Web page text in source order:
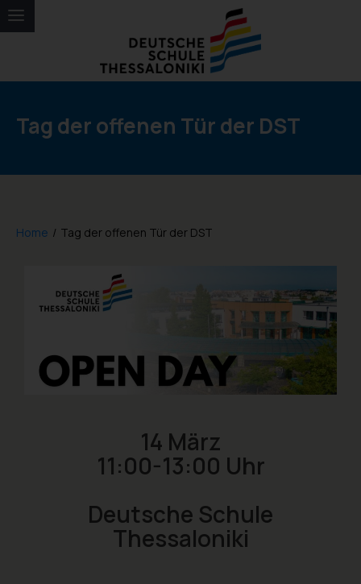
Tag der offenen Tür der DST
Home / Tag der offenen Tür der DST
14 März
11:00-13:00 Uhr
Deutsche Schule
Thessaloniki